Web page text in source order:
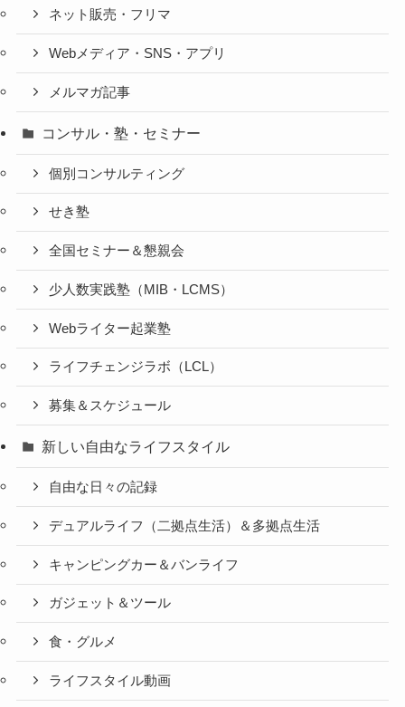
ネット販売・フリマ
Webメディア・SNS・アプリ
メルマガ記事
コンサル・塾・セミナー
個別コンサルティング
せき塾
全国セミナー＆懇親会
少人数実践塾（MIB・LCMS）
Webライター起業塾
ライフチェンジラボ（LCL）
募集＆スケジュール
新しい自由なライフスタイル
自由な日々の記録
デュアルライフ（二拠点生活）＆多拠点生活
キャンピングカー＆バンライフ
ガジェット＆ツール
食・グルメ
ライフスタイル動画